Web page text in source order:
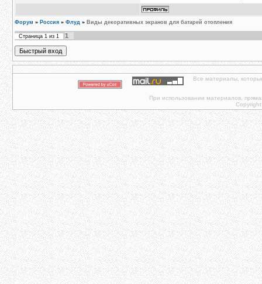
Форум » Россия » Флуд » Виды декоративных экранов для батарей отопления
Страница 1 из 1 1
Все материалы,
При использовании материалов,